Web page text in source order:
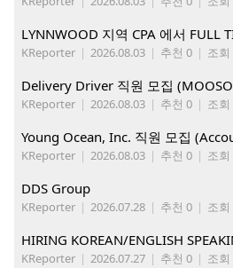
KReporter | 2026.08.03 | 추천 0 | 조
Delivery Driver 직원 모집
KReporter | 2026.08.03 | 추천 0 | 조
KReporter | 2026.08.03 | 추천 0 | 조회
DDS Group
KReporter | 2026.07.28 | 추천 0 | 조
KReporter | 2026.07.27 | 추천 0 | 조